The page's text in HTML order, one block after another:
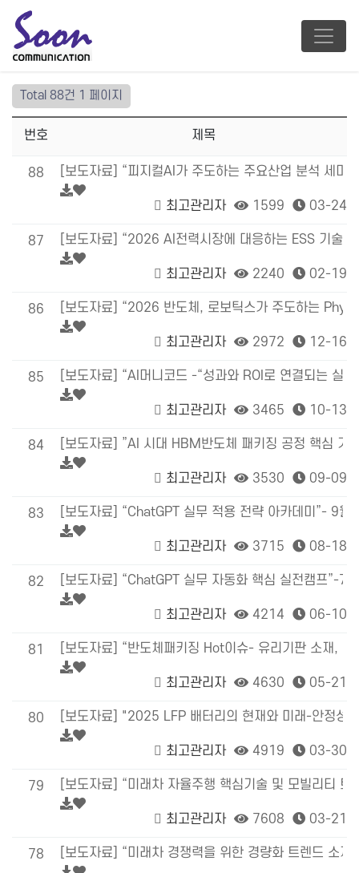
Total 88건 1 페이지
번호 제목
88 [보도자료] “피지컬AI가 주도하는 주요산업 분석 세
최고관리자 1599 03-24
87 [보도자료] “2026 AI전력시장에 대응하는 ESS 기술
최고관리자 2240 02-19
86 [보도자료] “2026 반도체, 로보틱스가 주도하는
최고관리자 2972 12-16
85 [보도자료] “AI머니코드 -“성과와 ROI로 연결되는 실
최고관리자 3465 10-13
84
최고관리자 3530 09-09
83 [보도자료] “ChatGPT 실무 적용 전략 아카데미”- 9
최고관리자 3715 08-18
82 [보도자료] “ChatGPT 실무 자동화 핵심 실전캠프”-7
최고관리자 4214 06-10
81 [보도자료] “반도체패키징 Hot이슈- 유리기판 소재,
최고관리자 4630 05-21
80 [보도자료] "2025 LFP 배터리의 현재와 미래-안정성
최고관리자 4919 03-30
79 [보도자료] “미래차 자율주행 핵심기술 및 모빌리티
최고관리자 7608 03-21
78 [보도자료] “미래차 경쟁력을 위한 경량화 트렌드 소